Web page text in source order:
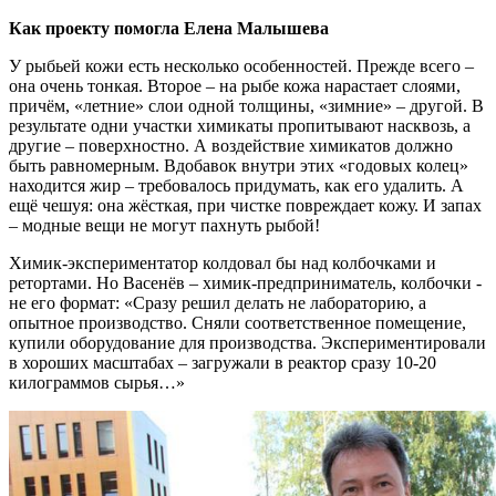
Как проекту помогла Елена Малышева
У рыбьей кожи есть несколько особенностей. Прежде всего –
она очень тонкая. Второе – на рыбе кожа нарастает слоями,
причём, «летние» слои одной толщины, «зимние» – другой. В
результате одни участки химикаты пропитывают насквозь, а
другие – поверхностно. А воздействие химикатов должно
быть равномерным. Вдобавок внутри этих «годовых колец»
находится жир – требовалось придумать, как его удалить. А
ещё чешуя: она жёсткая, при чистке повреждает кожу. И запах
– модные вещи не могут пахнуть рыбой!
Химик-экспериментатор колдовал бы над колбочками и
ретортами. Но Васенёв – химик-предприниматель, колбочки -
не его формат: «Сразу решил делать не лабораторию, а
опытное производство. Сняли соответственное помещение,
купили оборудование для производства. Экспериментировали
в хороших масштабах – загружали в реактор сразу 10-20
килограммов сырья…»